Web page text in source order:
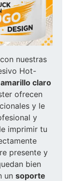
nuestras
Hot-
amarillo claro
ofrecen
y le
y
imprimir tu
presente y
bien
un soporte